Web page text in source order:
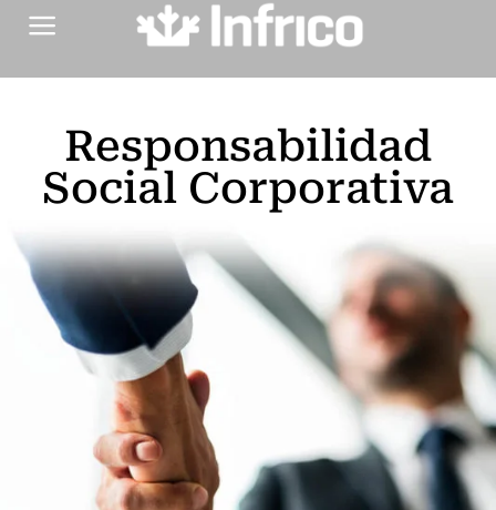
Responsabilidad
Social Corporativa